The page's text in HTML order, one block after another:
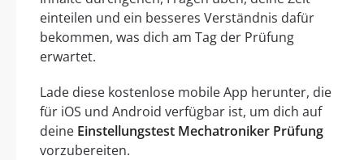
einteilen und ein besseres Verständnis dafür
bekommen, was dich am Tag der Prüfung
erwartet.
Lade diese kostenlose mobile App herunter, die
für iOS und Android verfügbar ist, um dich auf
deine Einstellungstest Mechatroniker Prüfung
vorzubereiten.